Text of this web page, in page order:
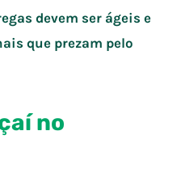
devem ser ágeis e
que prezam pelo
no